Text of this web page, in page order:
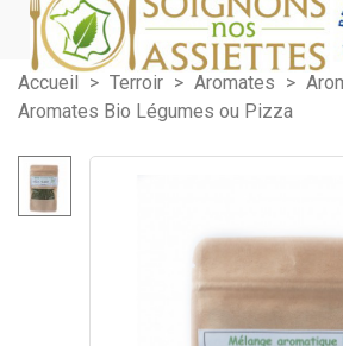
Accueil > Terroir > Aromates >
Aromates Bio Légumes ou Pizza